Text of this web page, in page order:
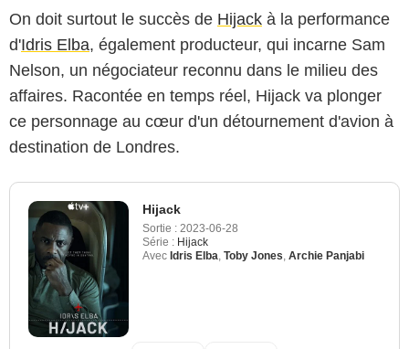
On doit surtout le succès de Hijack à la performance
d'Idris Elba, également producteur, qui incarne Sam
Nelson, un négociateur reconnu dans le milieu des
affaires. Racontée en temps réel, Hijack va plonger
ce personnage au cœur d'un détournement d'avion à
destination de Londres.
Hijack
Sortie : 2023-06-28
Série : Hijack
Avec Idris Elba Toby Jones Archie Panjabi